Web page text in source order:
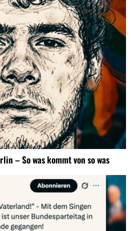
– So was kommt von so was